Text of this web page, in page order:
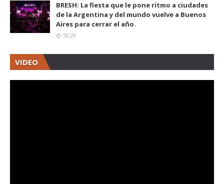
BRESH: La fiesta que le pone ritmo a ciudades
de la Argentina y del mundo vuelve a Buenos
Aires para cerrar el año.
18:28
VIDEO